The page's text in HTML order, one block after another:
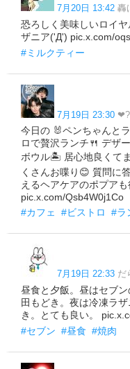
7月20日 13:42 轟
恐ろしく美味しいロイ
ザニア('Д') pic.x.com/
#ミルクティー
7月19日 23:30
今日の 🐰ペンちゃんと
ロで贅沢ランチ🍴 デザ
ボウル🏝 居心地良くて
くさんお喋り😊 質問に
えるヘアケアのポプア
pic.x.com/Qsb4W0j1Co
#カフェ
#ビストロ #ラ
7月19日 22:33 だ
昼食と夕飯。昼はセブ
田もどき。夜は冷凍ラ
き。とても良い。
#セブン #昼食 #焼肉